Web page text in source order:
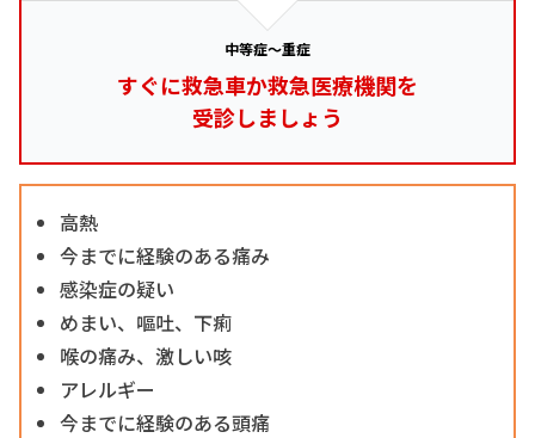
中等症～重症
すぐに救急車か救急医療機関を
受診しましょう
高熱
今までに経験のある痛み
感染症の疑い
めまい、嘔吐、下痢
喉の痛み、激しい咳
アレルギー
今までに経験のある頭痛